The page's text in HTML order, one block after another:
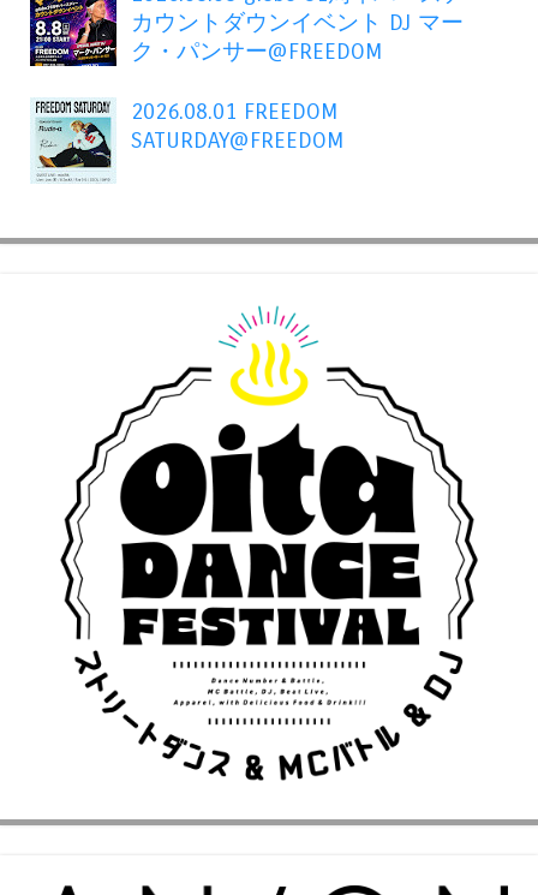
カウントダウンイベント DJ マー
ク・パンサー@FREEDOM
2026.08.01 FREEDOM
SATURDAY@FREEDOM